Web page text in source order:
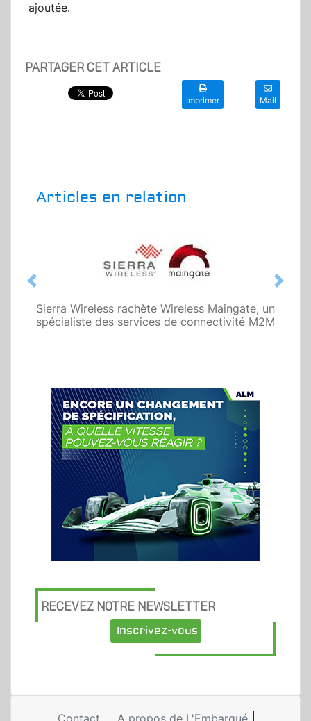
ajoutée.
PARTAGER CET ARTICLE
Imprimer Mail
Articles en relation
Sierra Wireless rachète Wireless Maingate, un
spécialiste des services de connectivité M2M
Previous Next
RECEVEZ NOTRE NEWSLETTER
Inscrivez-vous